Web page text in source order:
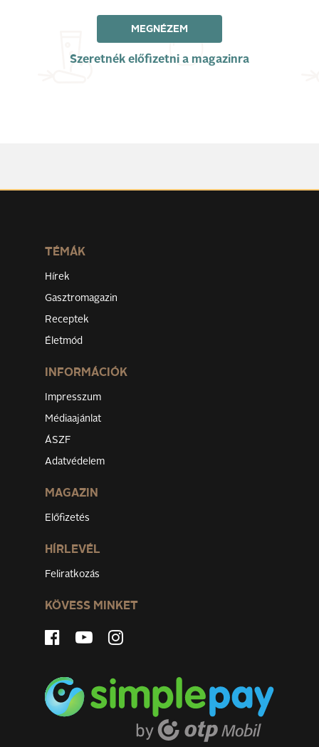
MEGNÉZEM
Szeretnék előfizetni a magazinra
TÉMÁK
Hírek
Gasztromagazin
Receptek
Életmód
INFORMÁCIÓK
Impresszum
Médiaajánlat
ÁSZF
Adatvédelem
MAGAZIN
Előfizetés
HÍRLEVÉL
Feliratkozás
KÖVESS MINKET